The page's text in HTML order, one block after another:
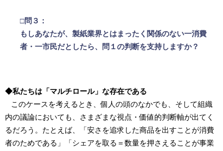
□問３：
もしあなたが、製紙業界とはまったく関係のない一消費
者・一市民だとしたら、問１の判断を支持しますか？
◆私たちは「マルチロール」な存在である
このケースを考えるとき、個人の頭のなかでも、そして組織
内の議論においても、さまざまな視点・価値的判断軸が出てく
るだろう。たとえば、「安さを追求した商品を出すことが消費
者のためである」「シェアを取る＝数量を押さえることが事業